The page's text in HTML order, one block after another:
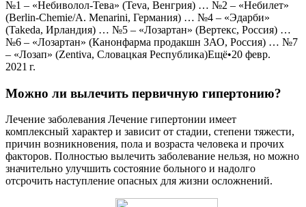
№1 – «Небиволол-Тева» (Teva, Венгрия) … №2 – «Небилет»
(Berlin-Chemie/A. Menarini, Германия) … №4 – «Эдарби»
(Takeda, Ирландия) … №5 – «Лозартан» (Вертекс, Россия) …
№6 – «Лозартан» (Канонфарма продакшн ЗАО, Россия) … №7
– «Лозап» (Zentiva, Словацкая Республика)Ещё•20 февр.
2021 г.
Можно ли вылечить первичную гипертонию?
Лечение заболевания Лечение гипертонии имеет
комплексный характер и зависит от стадии, степени тяжести,
причин возникновения, пола и возраста человека и прочих
факторов. Полностью вылечить заболевание нельзя, но можно
значительно улучшить состояние больного и надолго
отсрочить наступление опасных для жизни осложнений.